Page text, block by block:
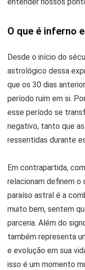
O que é inferno
Desde o início do
astrológico dessa
que os 30 dias
período ruim em si.
esse período se
negativo, tanto que
ressentidas durante
Em contrapartida,
relacionam definem o
paraíso astral é a
muito bem, sentem
parceria. Além do
também representa
e evolução em sua
isso é um momento